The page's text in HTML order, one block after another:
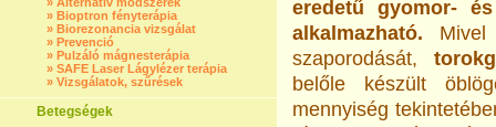
» Bioptron fényterápia
» Biorezonancia vizsgálat
» Prevenció
» Pulzáló mágnesterápia
» SAFE Laser Lágylézer terápia
» Vizsgálatok, szűrések
Betegségek
eredetű gyomor-
alkalmazható. Mivel
szaporodását,
belőle készült
mennyiség